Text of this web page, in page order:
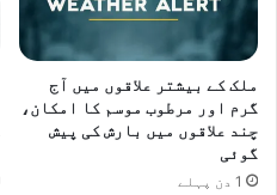
ملک کے بیشتر علاقوں میں آج
گرم اور مرطوب موسم کا امکان،
چند علاقوں میں بارش کی پیش
گوئی
1 دن پہلے